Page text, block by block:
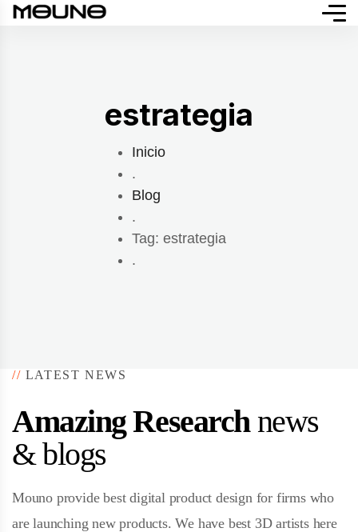
estrategia
Inicio
.
Blog
.
Tag: estrategia
.
// LATEST NEWS
Amazing Researchnews
& blogs
Mouno provide best digital product design for firms who
are launching new products. We have best 3D artists here